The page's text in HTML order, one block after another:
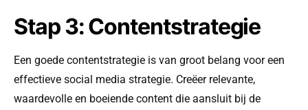
Stap 3: Contentstrategie
Een goede contentstrategie is van groot belang voor een
effectieve social media strategie. Creëer relevante,
waardevolle en boeiende content die aansluit bij de